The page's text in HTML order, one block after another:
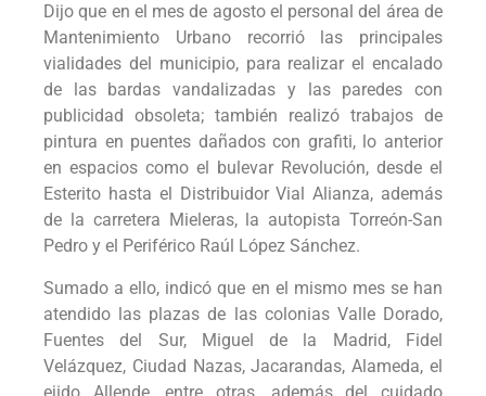
Dijo que en el mes de agosto el personal del área de
Mantenimiento Urbano recorrió las principales
vialidades del municipio, para realizar el encalado
de las bardas vandalizadas y las paredes con
publicidad obsoleta; también realizó trabajos de
pintura en puentes dañados con grafiti, lo anterior
en espacios como el bulevar Revolución, desde el
Esterito hasta el Distribuidor Vial Alianza, además
de la carretera Mieleras, la autopista Torreón-San
Pedro y el Periférico Raúl López Sánchez.
Sumado a ello, indicó que en el mismo mes se han
atendido las plazas de las colonias Valle Dorado,
Fuentes del Sur, Miguel de la Madrid, Fidel
Velázquez, Ciudad Nazas, Jacarandas, Alameda, el
ejido Allende, entre otras, además del cuidado